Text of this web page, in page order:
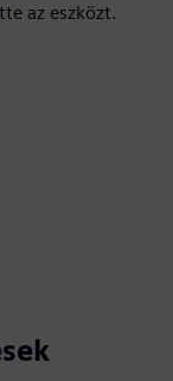
az eszközt.